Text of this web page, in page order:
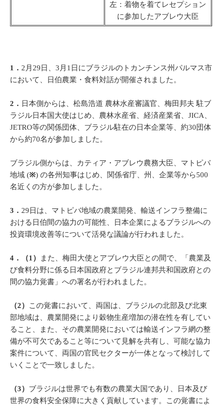
左：着物を着てレセプション
に参加したアブレウ大臣
1． 2月29日、3月1日にブラジルのトカンチンス州パルマス市
において、日伯農業・食料対話が開催されました。
2． 日本側からは、松島浩道 農林水産審議官、梅田邦夫 駐ブ
ラジル日本国大使はじめ、農林水産省、経済産業省、JICA、
JETRO等の関係団体、ブラジル駐在の日本企業等、約30団体
から約70名が参加しました。
ブラジル側からは、カティア・アブレウ農務大臣、マトピバ
地域 (※) の各州知事はじめ、関係省庁、州、企業等から500
名近くの方が参加しました。
3． 29日は、マトピバ地域の農業開発、輸送インフラ整備に
おける日伯間の協力の可能性、日本企業によるブラジルへの
投資環境改善等について活発な議論が行われました。
4．（1）
また、梅田大使とアブレウ大臣との間で、「農業及
び食料分野に係る日本国政府とブラジル連邦共和国政府との
間の協力覚書」への署名が行われました。
（2）
この覚書において、両国は、ブラジルの北部及び北東
部地域は、農業開発により穀物生産増加の潜在性を有してい
ること、また、その農業開発においては輸送インフラ網の整
備が不可欠であること等について見解を共有し、可能な協力
案件について、両国の官民セクターが一体となって検討して
いくことで一致しました。
（3） ブラジルは世界でも有数の農業大国であり、日本及び
世界の食料安全保障に大きく貢献しています。この覚書によ